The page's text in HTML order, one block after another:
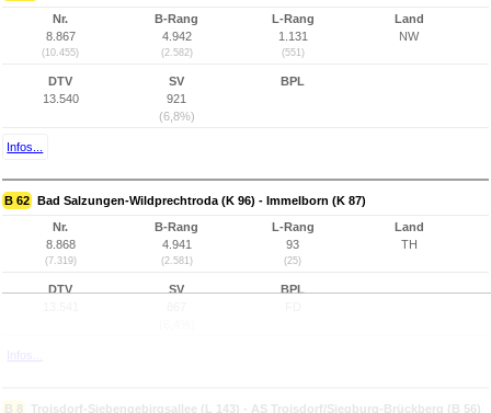
Nr.
8.867
(10.455)
B-Rang
4.942
(2.582)
L-Rang
1.131
(551)
Land
NW
DTV
13.540
SV
921
(6,8%)
BPL
Infos...
B 62 Bad Salzungen-Wildprechtroda (K 96) - Immelborn (K 87)
Nr.
8.868
(7.319)
B-Rang
4.941
(2.581)
L-Rang
93
(25)
Land
TH
DTV
SV
BPL
Infos...
B 8 Troisdorf-Siebengebirgsallee (L 143) - AS Troisdorf/Siegburg-Brückberg (B 56)